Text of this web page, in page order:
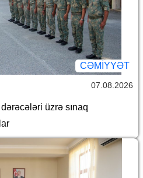
CƏMİYYƏT
07.08.2026
üzrə sınaq